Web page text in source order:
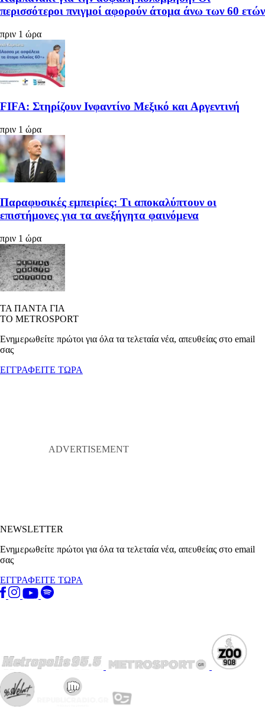
περισσότεροι πνιγμοί αφορούν άτομα άνω των 60 ετών
πριν 1 ώρα
FIFA: Στηρίζουν Ινφαντίνο Μεξικό και Αργεντινή
πριν 1 ώρα
Παραφυσικές εμπειρίες: Τι αποκαλύπτουν οι
επιστήμονες για τα ανεξήγητα φαινόμενα
πριν 1 ώρα
ΤΑ ΠΑΝΤΑ ΓΙΑ
ΤΟ METROSPORT
Ενημερωθείτε πρώτοι για όλα τα τελεταία νέα, απευθείας στο email
σας
ΕΓΓΡΑΦΕΙΤΕ ΤΩΡΑ
NEWSLETTER
Ενημερωθείτε πρώτοι για όλα τα τελεταία νέα, απευθείας στο email
σας
ΕΓΓΡΑΦΕΙΤΕ ΤΩΡΑ